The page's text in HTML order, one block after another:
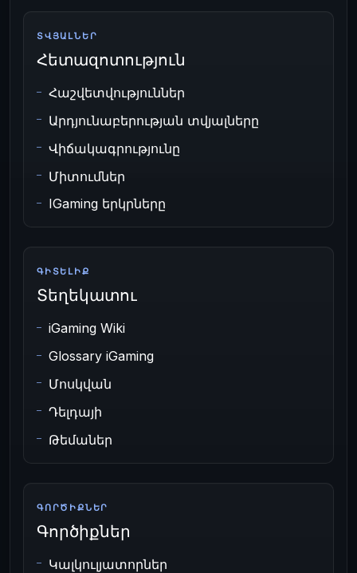
ՏՎՅԱԼՆԵՐ
Հետազոտություն
Հաշվետվություններ
Արդյունաբերության տվյալները
Վիճակագրությունը
Միտումներ
IGaming երկրները
ԳԻՏԵԼԻՔ
Տեղեկատու
iGaming Wiki
Glossary iGaming
Մոսկվան
Դելդայի
Թեմաներ
ԳՈՐԾԻՔՆԵՐ
Գործիքներ
Կալկուլյատորներ